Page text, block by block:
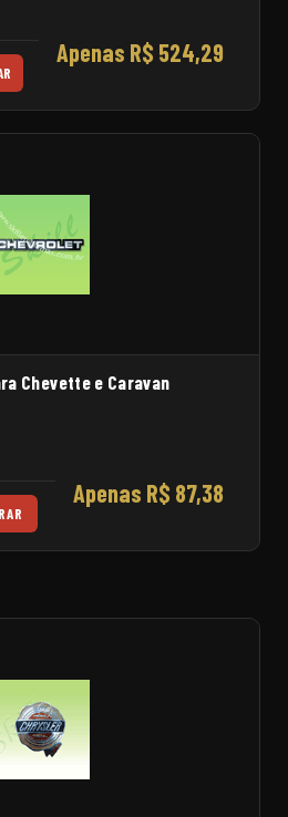
Apenas R$ 524,29
Chevette e Caravan
Apenas R$ 87,38